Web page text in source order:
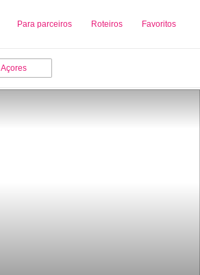
Para parceiros Roteiros Favoritos
Sobre nós Adicionar uma Empresa
Açores